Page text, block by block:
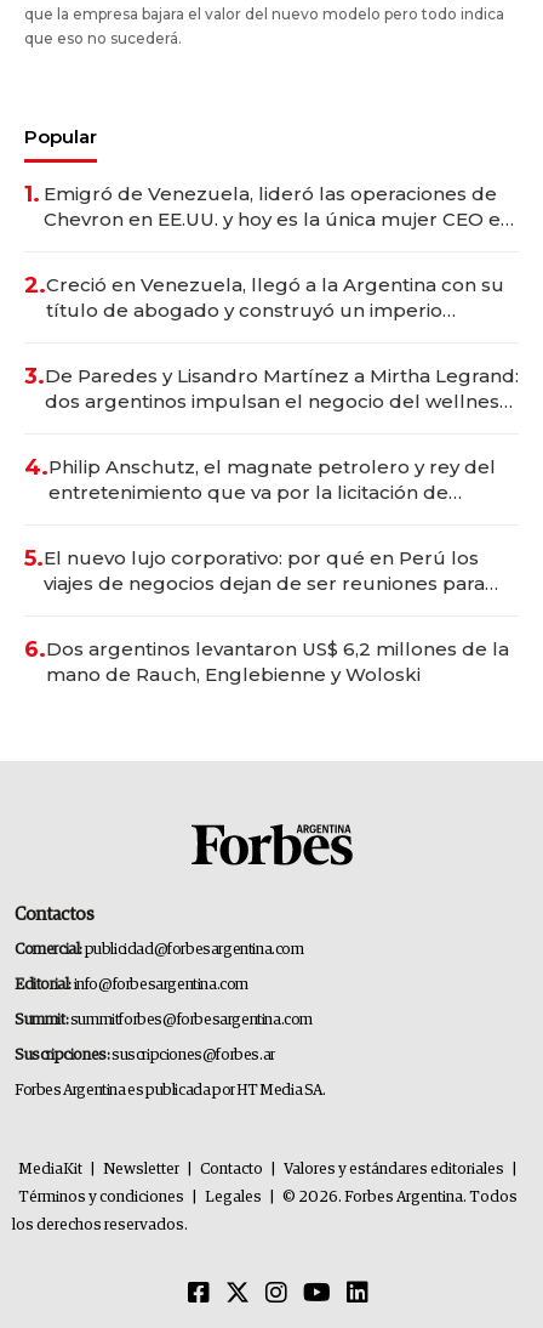
que la empresa bajara el valor del nuevo modelo pero todo indica
que eso no sucederá.
Popular
1. Emigró de Venezuela, lideró las operaciones de
Chevron en EE.UU. y hoy es la única mujer CEO en
2.Creció en Venezuela, llegó a la Argentina con su
título de abogado y construyó un imperio
3.De Paredes y Lisandro Martínez a Mirtha Legrand:
dos argentinos impulsan el negocio del wellness
4.Philip Anschutz, el magnate petrolero y rey del
entretenimiento que va por la licitación de
5.El nuevo lujo corporativo: por qué en Perú los
viajes de negocios dejan de ser reuniones para
6.Dos argentinos levantaron US$ 6,2 millones de la
mano de Rauch, Englebienne y Woloski
Contactos
Comercial:publicidad@forbesargentina.com
Editorial:info@forbesargentina.com
Summit:summitforbes@forbesargentina.com
Suscripciones:suscripciones@forbes.ar
Forbes Argentina es publicada por HT Media SA.
MediaKit Newsletter Contacto Valores y estándares editoriales
Términos y condiciones
Legales
© 2026. Forbes Argentina. Todos
los derechos reservados.